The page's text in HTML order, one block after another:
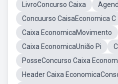
LivroConcurso Caixa
Concuurso CaisaEconomica C
Caixa EconomicaMovimento
Caixa EconomicaUnião Pi
PosseConcurso Caixa
Header Caixa